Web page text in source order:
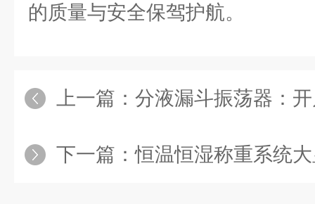
的质量与安全保驾护航。
上一篇： 分液漏斗振荡器：开启
下一篇：恒温恒湿称重系统大显神通，为